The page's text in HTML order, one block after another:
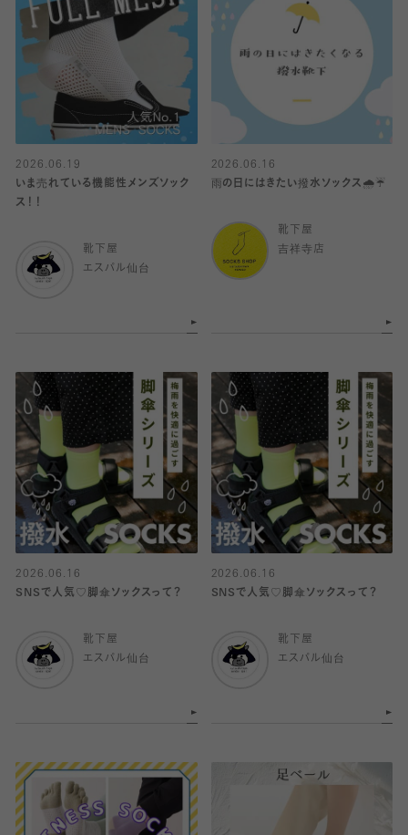
2026.06.19
いま売れている機能性メンズソック
ス！！
靴下屋
エスパル仙台
2026.06.16
雨の日にはきたい撥水ソックス🌧️☔️
靴下屋
吉祥寺店
2026.06.16
SNSで人気♡脚傘ソックスって？
靴下屋
エスパル仙台
2026.06.16
SNSで人気♡脚傘ソックスって？
靴下屋
エスパル仙台